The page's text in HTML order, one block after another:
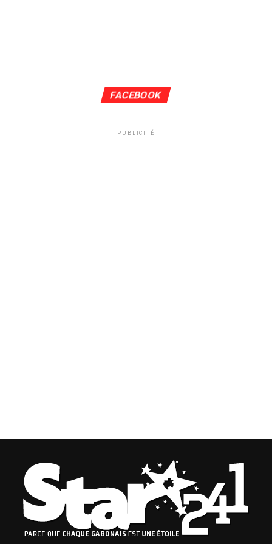
FACEBOOK
PUBLICITÉ